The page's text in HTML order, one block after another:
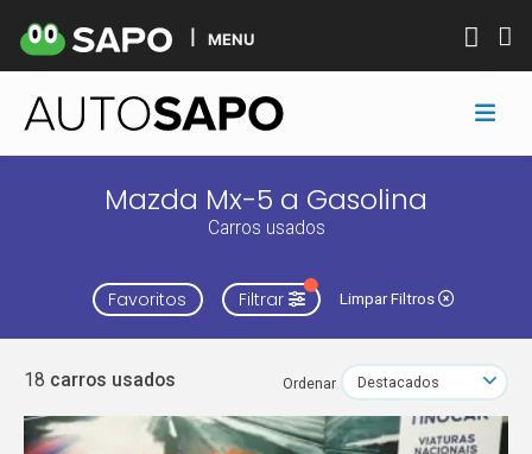
MENU
Mazda Mx-5 a Gasolina
Carros usados
Favoritos Filtrar Limpar Filtros
18 carros usados Ordenar